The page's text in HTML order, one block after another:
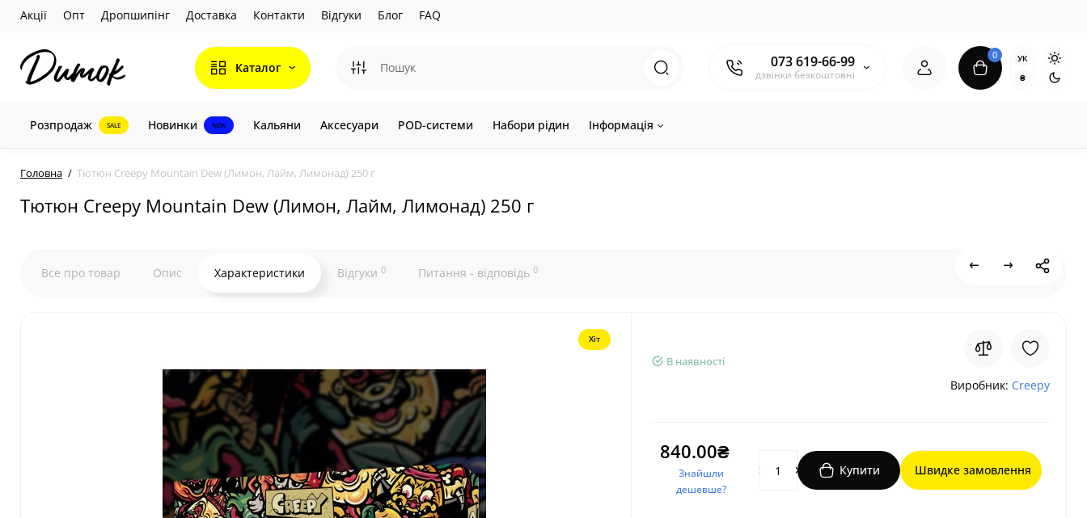
Акції Опт Дропшипінг Доставка Контакти Відгуки Блог FAQ
Каталог 073 619-66-99
дзвінки безкоштовні
0
УК
₴
Розпродаж SALE Новинки NEW Кальяни Аксесуари POD-системи Набори рідин Інформація
Головна Тютюн Creepy Mountain Dew (Лимон, Лайм, Лимонад) 250 г
Тютюн Creepy Mountain Dew (Лимон, Лайм, Лимонад) 250 г
Все про товар Опис Характеристики Відгуки 0 Питання - відповідь 0
Хіт
В наявності
Виробник: Creepy
840.00₴
Знайшли
дешевше?
Купити Швидке замовлення